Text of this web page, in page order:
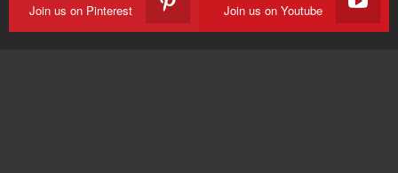
Join us on Youtube
Join us on Pinterest